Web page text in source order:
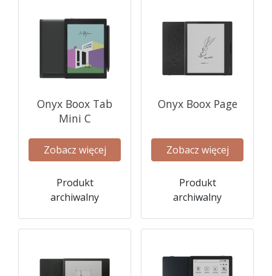
Onyx Boox Tab
Mini C
Zobacz więcej
Produkt
archiwalny
Onyx Boox Page
Zobacz więcej
Produkt
archiwalny